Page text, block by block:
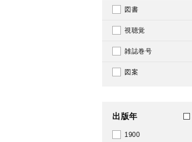
図書
視聴覚
雑誌巻号
図案
出版年
1900